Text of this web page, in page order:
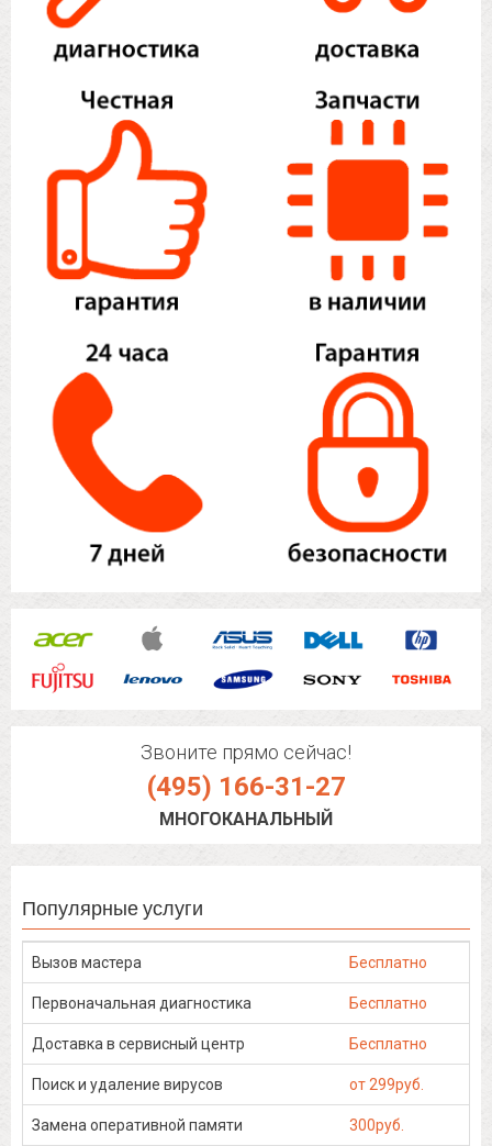
Звоните прямо сейчас!
(495) 166-31-27
МНОГОКАНАЛЬНЫЙ
Популярные услуги
Вызов мастера Бесплатно
Первоначальная диагностика Бесплатно
Доставка в сервисный центр Бесплатно
Поиск и удаление вирусов от 299руб.
Замена оперативной памяти 300руб.